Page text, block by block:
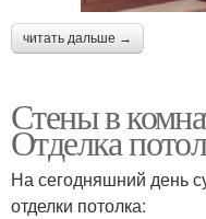
читать дальше →
Стены в
Отделка
На сегодняшний день
отделки потолка: